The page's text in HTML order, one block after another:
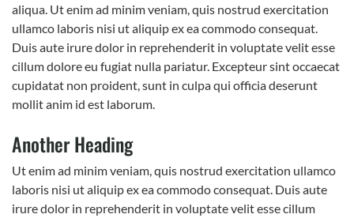
aliqua. Ut enim ad minim veniam, quis nostrud exercitation
ullamco laboris nisi ut aliquip ex ea commodo consequat.
Duis aute irure dolor in reprehenderit in voluptate velit esse
cillum dolore eu fugiat nulla pariatur. Excepteur sint occaecat
cupidatat non proident, sunt in culpa qui officia deserunt
mollit anim id est laborum.
Another Heading
Ut enim ad minim veniam, quis nostrud exercitation ullamco
laboris nisi ut aliquip ex ea commodo consequat. Duis aute
irure dolor in reprehenderit in voluptate velit esse cillum